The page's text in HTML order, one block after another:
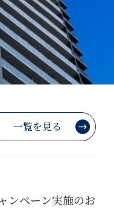
一覧を見る
ンペーン実施のお